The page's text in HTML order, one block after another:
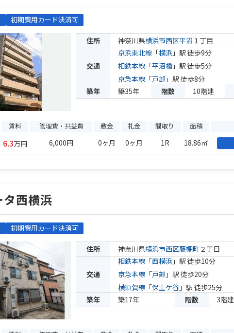
初期費用カード決済可
住所 神奈川県横浜市西区平沼 １丁目
交通
京浜東北線 「横浜 」駅 徒歩9分
相鉄本線 「平沼橋 」駅 徒歩5分
京急本線 「戸部 」駅 徒歩8分
築年
築35年 階数 10階建
賃料 管理費・共益費 敷金 礼金 間取り 面積
6.3万円 6,000円 0ヶ月 0ヶ月 1R 18.86㎡
タ西横浜
初期費用カード決済可
住所 神奈川県横浜市西区藤棚町 ２丁目
交通
相鉄本線 「西横浜 」駅 徒歩10分
京急本線 「戸部 」駅 徒歩20分
横須賀線 「保土ケ谷 」駅 徒歩25分
築年
築17年 階数 3階建